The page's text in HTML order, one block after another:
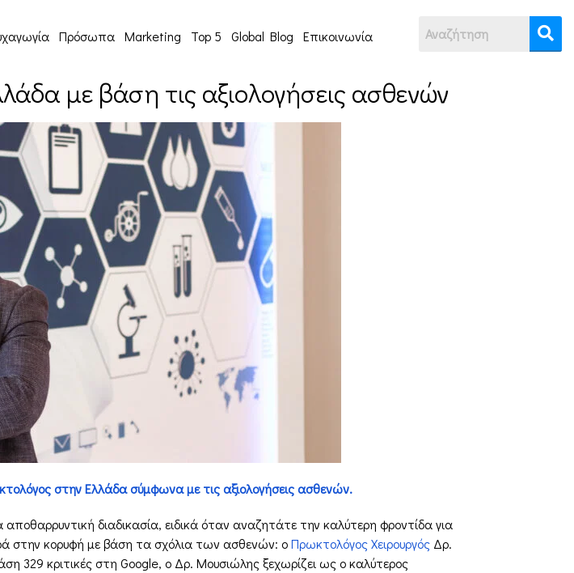
Πρόσωπα Marketing Top 5 Global Blog Επικοινωνία
με βάση τις αξιολογήσεις ασθενών
στην Ελλάδα σύμφωνα με τις αξιολογήσεις ασθενών.
αποθαρρυντική διαδικασία, ειδικά όταν αναζητάτε την καλύτερη φροντίδα για
στην κορυφή με βάση τα σχόλια των ασθενών: οΠρωκτολόγος Χειρουργός Δρ.
κριτικές στη Google, ο Δρ. Μουσιώλης ξεχωρίζει ως ο καλύτερος